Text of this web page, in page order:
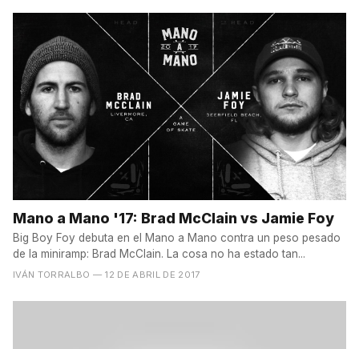
Mano a Mano '17: Brad McClain vs Jamie Foy
Big Boy Foy debuta en el Mano a Mano contra un peso pesado
de la miniramp: Brad McClain. La cosa no ha estado tan...
IVÁN TORRALBO — 12 DE ABRIL DE 2017